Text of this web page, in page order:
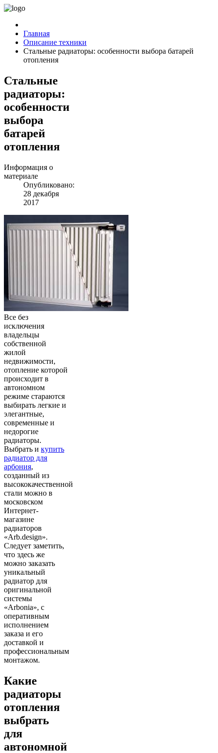
Главная
Описание техники
Стальные радиаторы: особенности выбора батарей
отопления
Стальные
радиаторы:
особенности
выбора
батарей
отопления
Информация о
материале
Опубликовано:
28 декабря
2017
Все без
исключения
владельцы
собственной
жилой
недвижимости,
отопление которой
происходит в
автономном
режиме стараются
выбирать легкие и
элегантные,
современные и
недорогие
радиаторы.
Выбрать и купить
радиатор для
арбония,
созданный из
высококачественной
стали можно в
московском
Интернет-
магазине
радиаторов
«Arb.design».
Следует заметить,
что здесь же
можно заказать
уникальный
радиатор для
оригинальной
системы
«Arbonia», с
оперативным
исполнением
заказа и его
доставкой и
профессиональным
монтажом.
Какие
радиаторы
отопления
выбрать
для
автономной